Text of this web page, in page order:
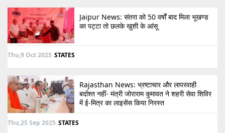
Jaipur News: संतरा को 50 वर्षों बाद मिला भूखण्ड
का पट्टा तो छलके खुशी के आंसू
Thu,9 Oct 2025 STATES
Rajasthan News: भ्रष्टाचार और लापरवाही
बर्दाश्त नहीं- मंत्री जोराराम कुमावत ने शहरी सेवा शिविर
में ई-मित्र का लाइसेंस किया निरस्त
Thu,25 Sep 2025 STATES